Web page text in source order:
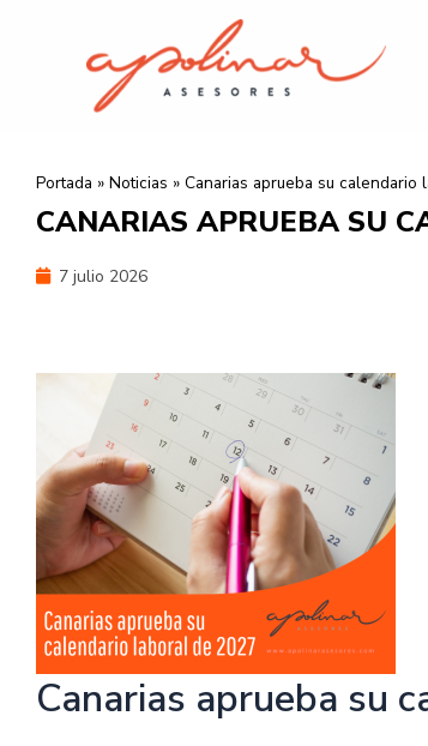
Portada » Noticias » Canarias aprueba su calendario
CANARIAS APRUEBA SU
7 julio 2026
Canarias aprueba su